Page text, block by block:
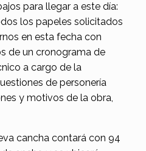
para llegar a este día:
los papeles solicitados
en esta fecha con
de un cronograma de
a cargo de la
de personería
y motivos de la obra,
cancha contará con 94